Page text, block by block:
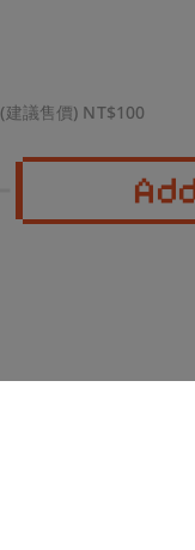
(建議售價) NT$100